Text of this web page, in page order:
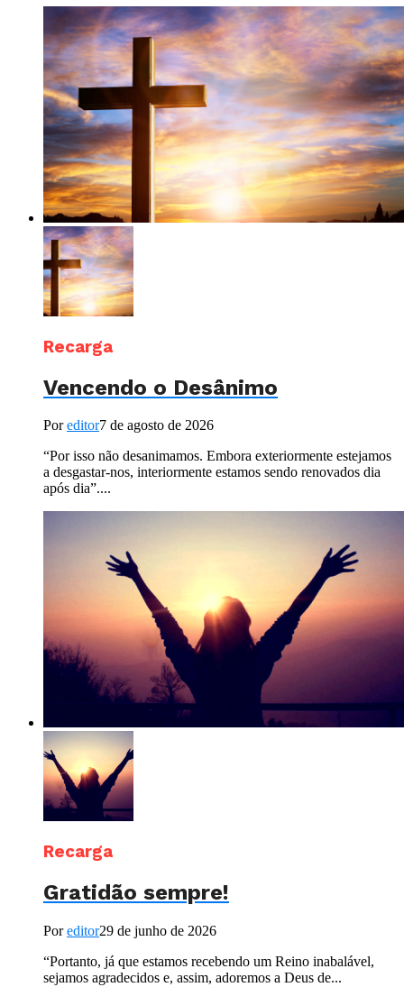
Recarga
Vencendo o Desânimo
Poreditor7 de agosto de 2026
“Por isso não desanimamos. Embora exteriormente estejamos
a desgastar-nos, interiormente estamos sendo renovados dia
após dia”....
Recarga
Gratidão sempre!
Poreditor29 de junho de 2026
“Portanto, já que estamos recebendo um Reino inabalável,
sejamos agradecidos e, assim, adoremos a Deus de...